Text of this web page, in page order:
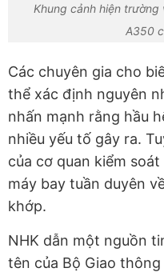
Khung cảnh hiện
A350
Các chuyên gia cho
thể xác định nguyên
nhấn mạnh rằng hầu
nhiều yếu tố gây ra.
của cơ quan kiểm
máy bay tuần duyên
khớp.
NHK dẫn một nguồn
tên của Bộ Giao thông